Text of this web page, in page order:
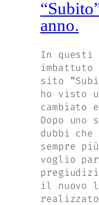
anno.
In questi
sito
ho visto
cambiato
Dopo
dubbi che
sempre
voglio
il nuovo